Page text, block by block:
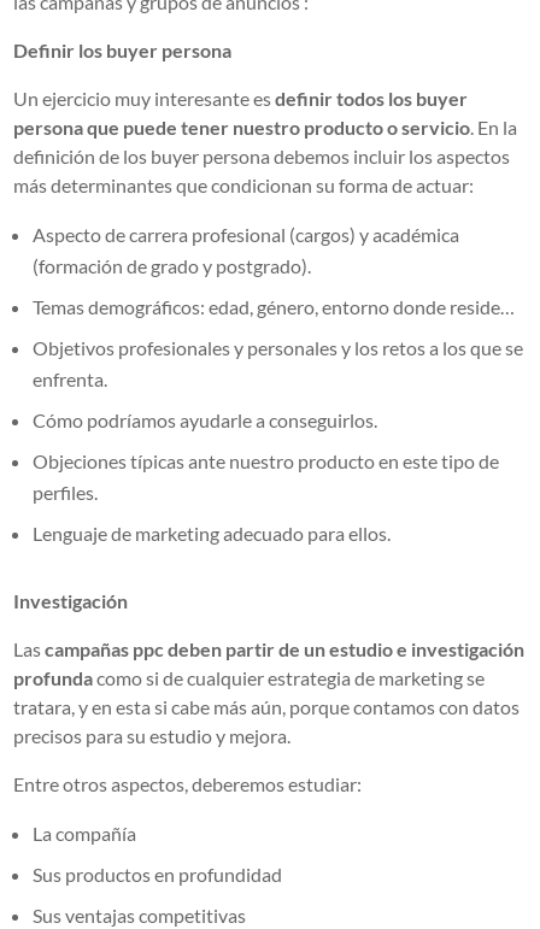
Definir los buyer persona
Un ejercicio muy interesante esdefinir todos los buyer
persona que puede tener nuestro producto o servicio. En la
definición de los buyer persona debemos incluir los aspectos
más determinantes que condicionan su forma de actuar:
Aspecto de carrera profesional (cargos) y académica
(formación de grado y postgrado).
Temas demográficos: edad, género, entorno donde reside…
Objetivos profesionales y personales y los retos a los que se
enfrenta.
Cómo podríamos ayudarle a conseguirlos.
Objeciones típicas ante nuestro producto en este tipo de
perfiles.
Lenguaje de marketing adecuado para ellos.
Investigación
Lascampañas ppc deben partir de un estudio e investigación
profundacomo si de cualquier estrategia de marketing se
tratara, y en esta si cabe más aún, porque contamos con datos
precisos para su estudio y mejora.
Entre otros aspectos, deberemos estudiar:
La compañía
Sus productos en profundidad
Sus ventajas competitivas